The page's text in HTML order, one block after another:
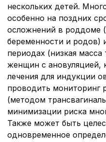
нескольких детей.
особенно на поздних
осложнений в роддоме
беременности и родов)
периодах (низкая
женщин с ановуляцией,
лечения для индукции
проводить мониторинг
(методом
минимизации риска
Также может быть
одновременное